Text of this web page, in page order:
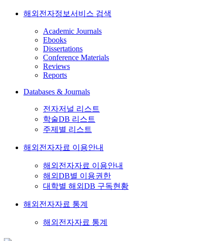
해외전자정보서비스 검색
Academic Journals
Ebooks
Dissertations
Conference Materials
Reviews
Reports
Databases & Journals
전자저널 리스트
학술DB 리스트
주제별 리스트
해외전자자료 이용안내
해외전자자료 이용안내
해외DB별 이용권한
대학별 해외DB 구독현황
해외전자자료 통계
해외전자자료 통계